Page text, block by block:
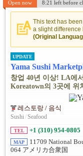
Open now 8:21 left before
This text has
a slight difference
(Original
UPDATE
Yama Sushi
창업 40년 이상! LA에
Koreatown의 3곳에 위
레스토랑 / 음식
Sushi/ Seafood
TEL +1 (310) 954-0805
MAP 11709 National
064 アメリカ合衆国